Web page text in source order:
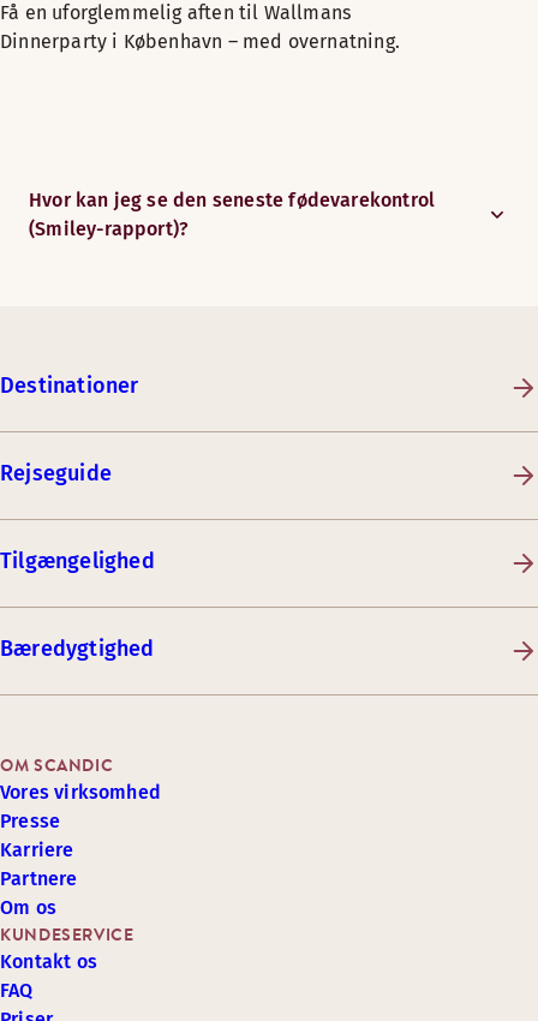
Få en uforglemmelig aften til Wallmans
Dinnerparty i København – med overnatning.
Hvor kan jeg se den seneste fødevarekontrol
(Smiley-rapport)?
Destinationer
Rejseguide
Tilgængelighed
Bæredygtighed
KUNDESERVICE
Kontakt os
FAQ
OM SCANDIC
Vores virksomhed
Presse
Karriere
Partnere
Om os